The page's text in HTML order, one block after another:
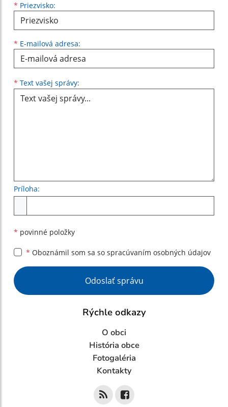
* Priezvisko:
* E-mailová adresa:
* Text vašej správy:
Príloha:
* povinné položky
* Oboznámil som sa so spracúvaním osobných údajov
Google reCaptcha Response
Odoslať správu
Rýchle odkazy
O obci
História obce
Fotogaléria
Kontakty